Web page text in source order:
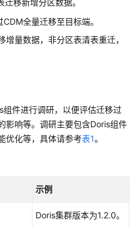
全量迁移至目标端。
增量数据，非分区表清表重迁，
件进行调研，以便评估迁移过
影响等。调研主要包含Doris组件
优化等，具体请参考表1。
示例
Doris集群版本为1.2.0。